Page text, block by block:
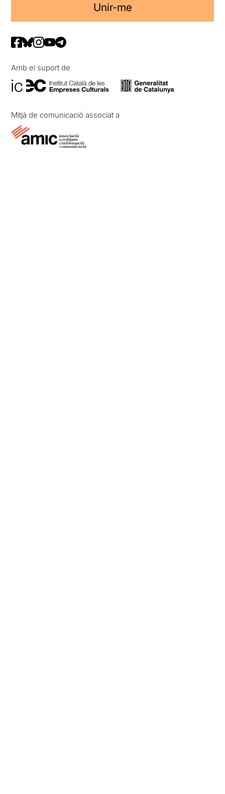
Unir-me
Amb el suport de
Mitjà de comunicació associat a